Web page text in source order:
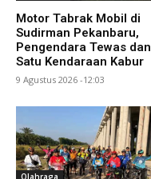
Motor Tabrak Mobil di
Sudirman Pekanbaru,
Pengendara Tewas dan
Satu Kendaraan Kabur
9 Agustus 2026 -12:03
Olahraga